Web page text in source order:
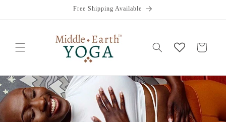
Free Shipping Available
Carrito